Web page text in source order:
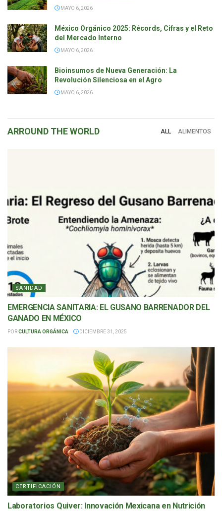
MAYO 6, 2026
México Orgánico 2025: Récords, Cifras y el Reto
del Mercado Interno
MAYO 6, 2026
Bioinsumos de Nueva Generación: La
Revolución Silenciosa en el Agro
MAYO 6, 2026
ARROUND THEWORLD ALL ALIMENTOS
SANIDAD
EMERGENCIA SANITARIA: EL GUSANO BARRENADOR DEL
GANADO EN MÉXICO
PORCULTURA ORGÁNICA DICIEMBRE 31, 2025
CERTIFICACIÓN
Laboratorios Quiver: Innovación Mexicana en Nutrición